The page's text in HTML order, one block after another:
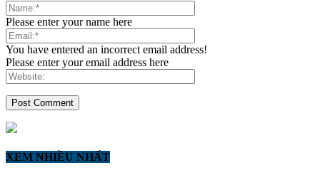
Please enter your name here
You have entered an incorrect email address!
Please enter your email address here
XEM NHIỀU NHẤT